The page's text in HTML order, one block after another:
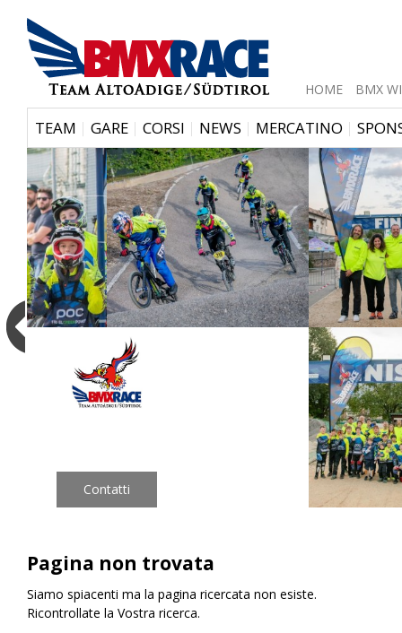
HOME BMX
TEAM | GARE | CORSI | NEWS | MERCATINO |
Pagina non trovata
Siamo spiacenti ma la pagina ricercata non esiste.
Ricontrollate la Vostra ricerca.